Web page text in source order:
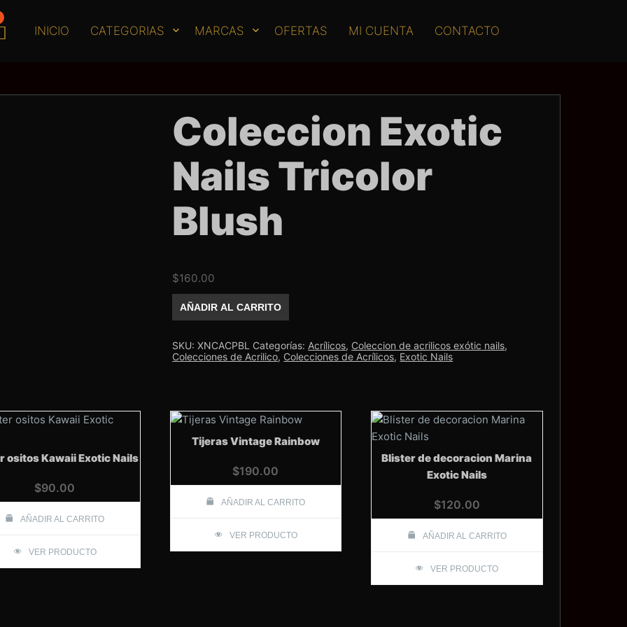
INICIO CATEGORIAS MARCAS OFERTAS MI CUENTA CONTACTO
Coleccion Exotic
Nails Tricolor
Blush
$160.00
Exotic
Nails
Blush
cantidad
AÑADIR AL CARRITO
SKU:XNCACPBL Categorías: Acrílicos, Coleccion de acrilicos exótic nails,
Colecciones de Acrilico, Colecciones de Acrílicos, Exotic Nails
ositos Kawaii Exotic Nails
$90.00
AÑADIR AL CARRITO
VER PRODUCTO
Tijeras Vintage Rainbow
$190.00
AÑADIR AL CARRITO
VER PRODUCTO
Blister de decoracion Marina
Exotic Nails
$120.00
AÑADIR AL CARRITO
VER PRODUCTO